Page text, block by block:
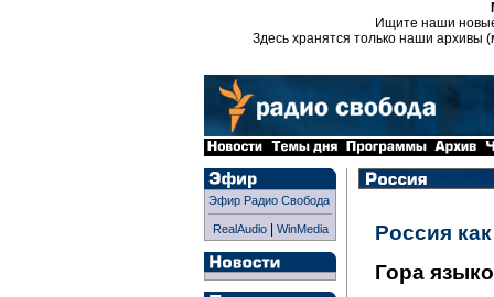
Ищите наши
Здесь хранятся только наши архивы
Эфир Радио Свобода
RealAudio| WinMedia
Россия
Гора